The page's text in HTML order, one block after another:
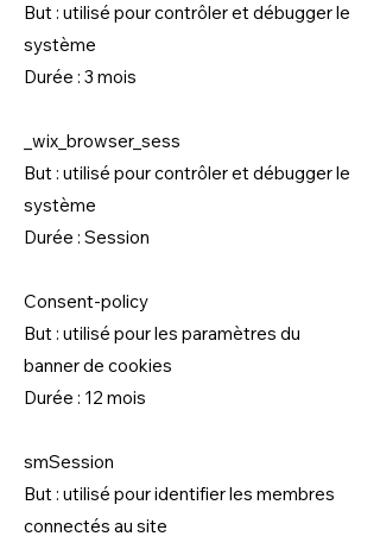
But : utilisé pour contrôler et débugger le
système
Durée : 3 mois
_wix_browser_sess
But : utilisé pour contrôler et débugger le
système
Durée : Session
Consent-policy
But : utilisé pour les paramètres du
banner de cookies
Durée : 12 mois
smSession
But : utilisé pour identifier les membres
connectés au site